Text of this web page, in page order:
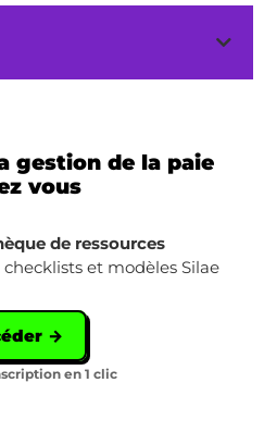
gestion de la paie
vous
de ressources
checklists et modèles Silae
→
en 1 clic